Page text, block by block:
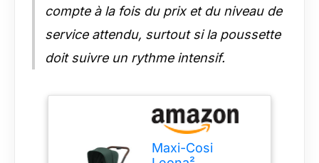
être utilisé avec une
nacelle et un siège
auto compatible. * iF
Design Awards 2022,
Sous la pluie ou le
soleil, le canopy
extensible avec
compte à la fois du prix et du niveau de
service attendu, surtout si la poussette
doit suivre un rythme intensif.
Maxi-Cosi